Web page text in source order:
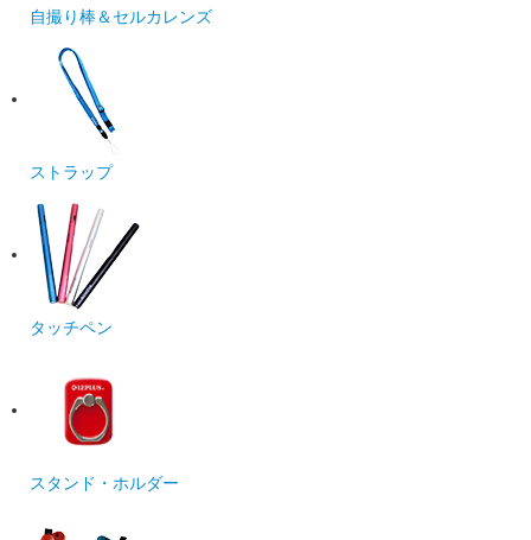
自撮り棒＆セルカレンズ
ストラップ
タッチペン
スタンド・ホルダー